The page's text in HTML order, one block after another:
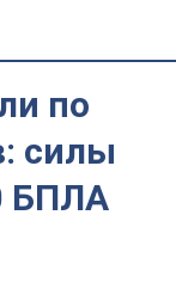
по
силы
БПЛА